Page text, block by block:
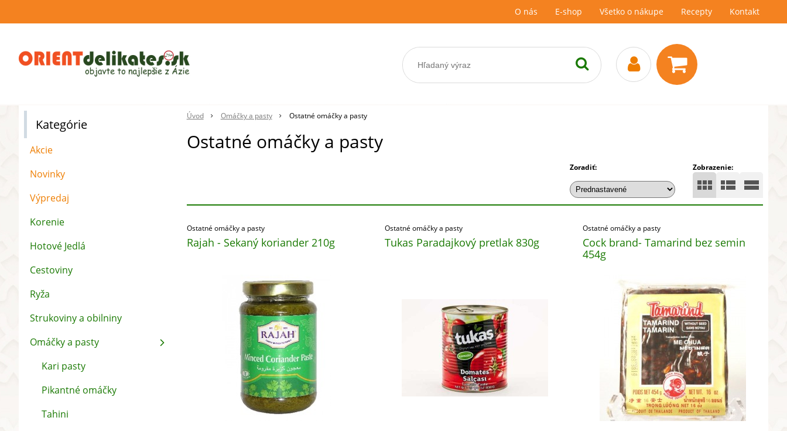
O nás E-shop Všetko o nákupe Recepty Kontakt
Úvod Omáčky a pasty Ostatné omáčky a pasty
Ostatné omáčky a pasty
Zobrazenie:
Zoradiť:
Ostatné omáčky a pasty
Rajah - Sekaný koriander 210g
Ostatné omáčky a pasty
Tukas Paradajkový pretlak 830g
Ostatné omáčky a pasty
Cock brand- Tamarind bez semin
454g
Kategórie
Akcie
Novinky
Výpredaj
Korenie
Hotové Jedlá
Cestoviny
Ryža
Strukoviny a obilniny
Omáčky a pasty
Kari pasty
Pikantné omáčky
Tahini